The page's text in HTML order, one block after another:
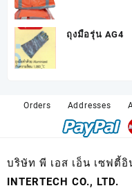
ถุงมือรุ่น AG4
Orders Addresses
บริษัท พี เอส เอ็น เซฟตี้อิ
INTERTECH CO., LTD.